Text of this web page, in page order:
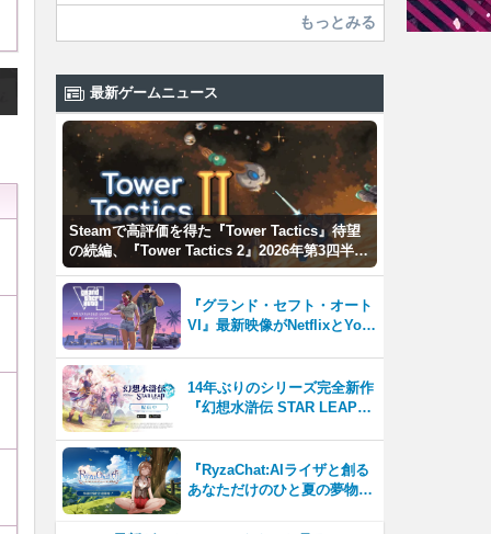
もっとみる
最新ゲームニュース
Steamで高評価を得た『Tower Tactics』待望
の続編、『Tower Tactics 2』2026年第3四半期
に早期アクセス開始
『グランド・セフト・オート
VI』最新映像がNetflixとYou
14年ぶりのシリーズ完全新作
『幻想水滸伝 STAR LEAP』
『RyzaChat:AIライザと創る
あなただけのひと夏の夢物
自由な冒険を進めていくシス